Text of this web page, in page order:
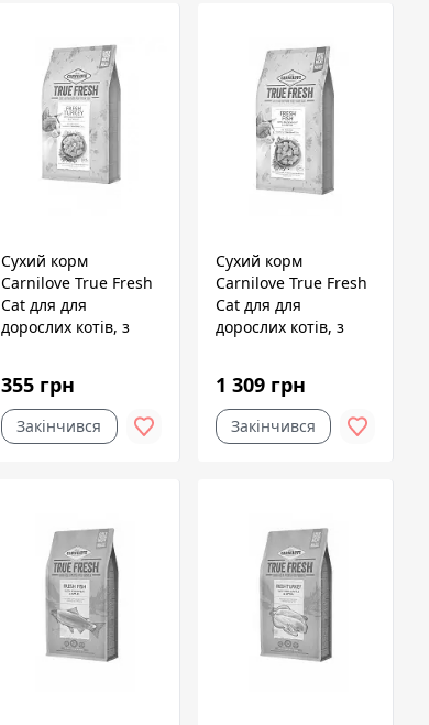
Сухий корм
Carnilove True Fresh
Cat для для
дорослих котів, з
355 грн
Закінчився
Сухий корм
Carnilove True Fresh
Cat для для
дорослих котів, з
1 309 грн
Закінчився